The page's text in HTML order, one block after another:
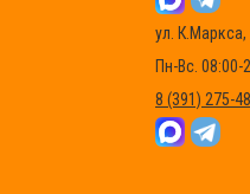
ул. К.Маркса,
Пн-Вс. 08:00-
8 (391) 275-